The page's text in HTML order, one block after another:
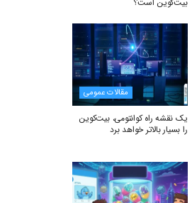
مقالات عمومی
یک نقشه راه کوانتومی، بیت‌کوین
را بسیار بالاتر خواهد برد